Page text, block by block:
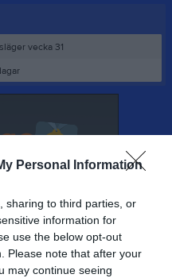
Personal Information
sharing to third parties, or
information for
use the below opt-out
Please note that after your
may continue seeing
vecka 31